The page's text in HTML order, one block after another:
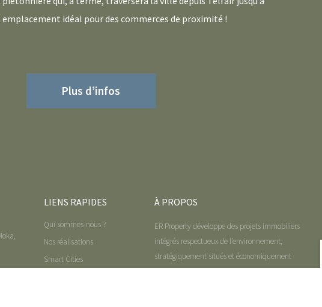
emplacement idéal pour des commerces de proximité !
Plus d’infos
LIENS RAPIDES
Qui sommes-nous ?
Nos réalisations
Smart Cities
À PROPOS
ER Property développe des projets immobiliers
intégrés respectueux de l’environnement,
stratégiquement situés et économiquement
viables, tout en demeurant en lien avec les